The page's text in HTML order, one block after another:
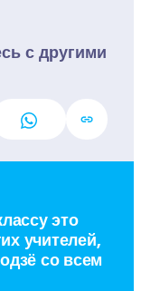
с другими
это
учителей,
со всем